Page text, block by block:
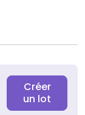
Créer
un lot